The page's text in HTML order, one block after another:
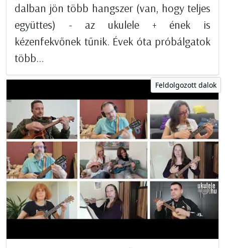
dalban jön több hangszer (van, hogy teljes
együttes) - az ukulele + ének is
kézenfekvőnek tűnik. Évek óta próbálgatok
több...
Feldolgozott dalok